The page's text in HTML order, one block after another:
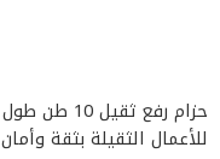
للأعمال الثقيلة بثقة وأمان